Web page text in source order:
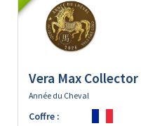
Vera Max Collector
Année du Cheval
Coffre :